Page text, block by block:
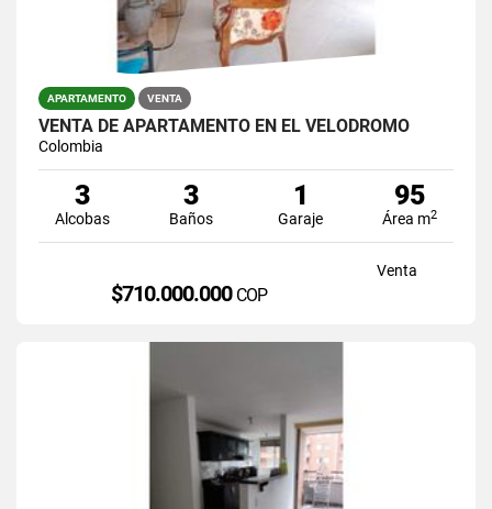
APARTAMENTO VENTA
VENTA DE APARTAMENTO EN EL VELODROMO
Colombia
3
Alcobas
3
Baños
1
Garaje
95
Área m2
Venta
$710.000.000 COP